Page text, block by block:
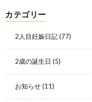
カテゴリー
2人目妊娠日記(77)
2歳の誕生日 (5)
お知らせ(11)